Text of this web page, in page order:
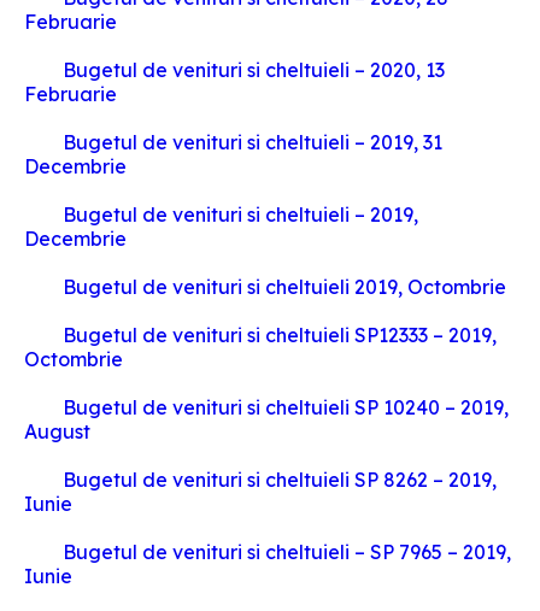
Februarie
Bugetul de venituri si cheltuieli – 2020, 13
Februarie
Bugetul de venituri si cheltuieli – 2019, 31
Decembrie
Bugetul de venituri si cheltuieli – 2019,
Decembrie
Bugetul de venituri si cheltuieli 2019, Octombrie
Bugetul de venituri si cheltuieli SP12333 – 2019,
Octombrie
Bugetul de venituri si cheltuieli SP 10240 – 2019,
August
Bugetul de venituri si cheltuieli SP 8262 – 2019,
Iunie
Bugetul de venituri si cheltuieli – SP 7965 – 2019,
Iunie